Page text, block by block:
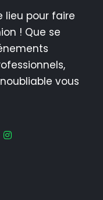
lieu pour faire
! Que se
vous